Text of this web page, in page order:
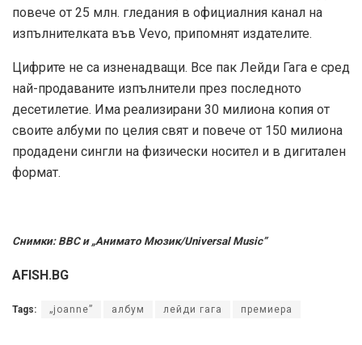
повече от 25 млн. гледания в официалния канал на
изпълнителката във Vevo, припомнят издателите.
Цифрите не са изненадващи. Все пак Лейди Гага е сред
най-продаваните изпълнители през последното
десетилетие. Има реализирани 30 милиона копия от
своите албуми по целия свят и повече от 150 милиона
продадени сингли на физически носител и в дигитален
формат.
Снимки: BBC и „Анимато Мюзик/Universal Music”
AFISH.BG
Tags: „joanne” албум лейди гага премиера